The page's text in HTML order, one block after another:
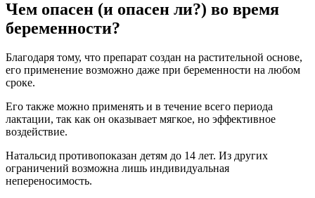
Чем опасен (и опасен ли?) во время
беременности?
Благодаря тому, что препарат создан на растительной основе,
его применение возможно даже при беременности на любом
сроке.
Его также можно применять и в течение всего периода
лактации, так как он оказывает мягкое, но эффективное
воздействие.
Натальсид противопоказан детям до 14 лет. Из других
ограничений возможна лишь индивидуальная
непереносимость.